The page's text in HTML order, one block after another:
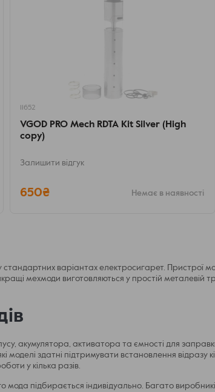
11652
VGOD PRO Mech RDTA Kit Silver (High
copy)
Залишити відгук
650₴ Немає в наявності
варіантах електросигарет. Пристрої
мехмоди виготовляються у простій
акумулятора, активатора та ємності для
здатні підтримувати встановлення відразу
у кілька разів.
підбирається індивідуально. Багато